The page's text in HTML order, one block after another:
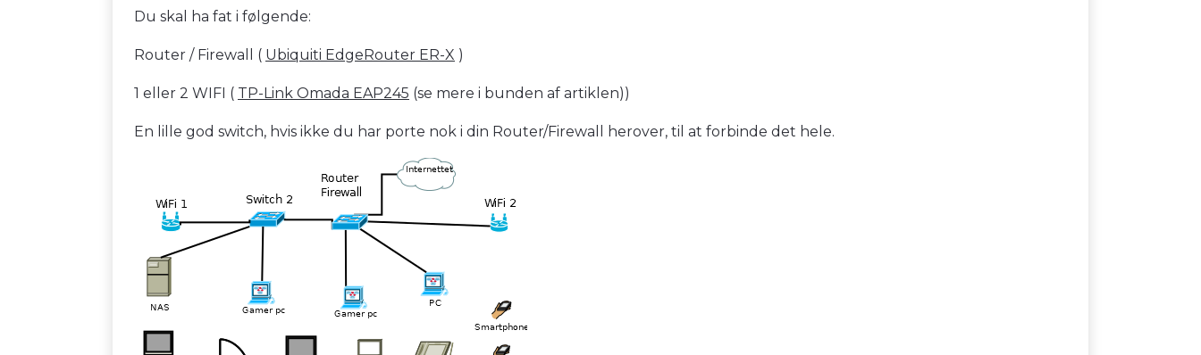
Du skal ha fat i følgende:
Router / Firewall ( Ubiquiti EdgeRouter ER-X )
1 eller 2 WIFI ( TP-Link Omada EAP245 (se mere i bunden af artiklen))
En lille god switch, hvis ikke du har porte nok i din Router/Firewall herover, til at forbinde det hele.